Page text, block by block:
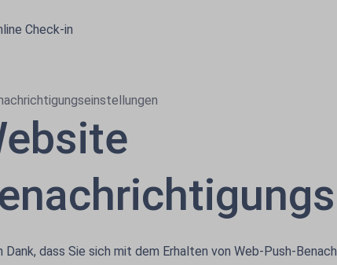
Check-in
Dank, dass Sie sich mit dem Erhalten von Web-Push-